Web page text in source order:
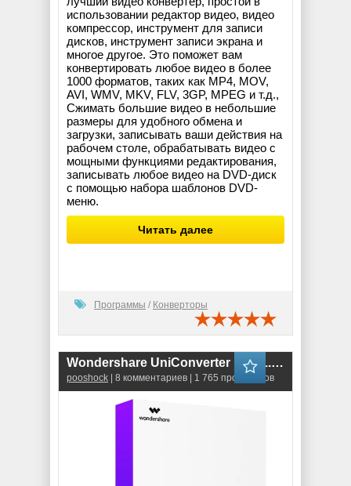
использовании редактор видео, видео
компрессор, инструмент для записи
дисков, инструмент записи экрана и
многое другое. Это поможет вам
конвертировать любое видео в более
1000 форматов, таких как MP4, MOV,
AVI, WMV, MKV, FLV, 3GP, MPEG и т.д.,
Сжимать большие видео в небольшие
размеры для удобного обмена и
загрузки, записывать ваши действия на
рабочем столе, обрабатывать видео с
мощными функциями редактирования,
записывать любое видео на DVD-диск
с помощью набора шаблонов DVD-
меню.
Читать далее
Программы / Конверторы
Wondershare UniConverter 16.2.1.134 RePack
pooshock | 8 комментариев | 1 765 просмотров